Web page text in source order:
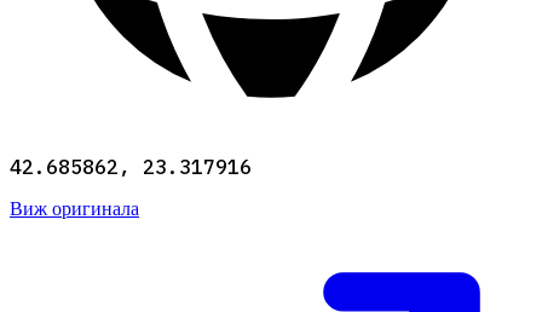
42.685862, 23.317916
Виж оригинала